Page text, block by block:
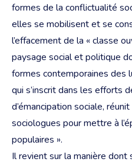
formes de la conflictualité
elles se mobilisent et se
l’effacement de la « classe
paysage social et politique
formes contemporaines des
qui s’inscrit dans les efforts
d’émancipation sociale,
sociologues pour mettre à
populaires ».
Il revientsur la manière dont